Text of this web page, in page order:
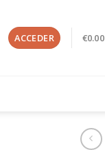
ACCEDER €0.00